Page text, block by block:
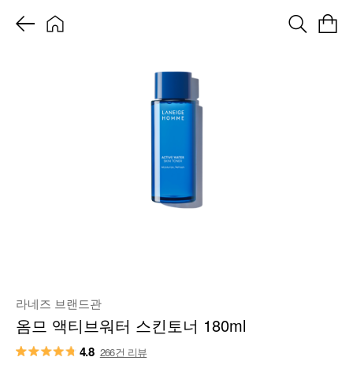
라네즈 브랜드관
옴므 액티브워터 스킨토너 180ml
4.8 266건 리뷰